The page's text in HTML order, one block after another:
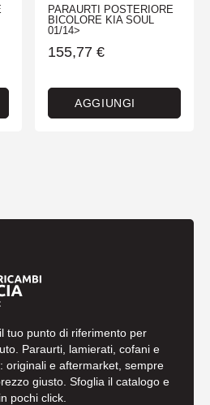
PARAURTI POSTERIORE
BICOLORE KIA SOUL
01/14>
155,77 €
AGGIUNGI
tuo punto di riferimento per
Paraurti, lamierati, cofani e
originali e aftermarket, sempre
giusto. Sfoglia il catalogo e
pochi click.